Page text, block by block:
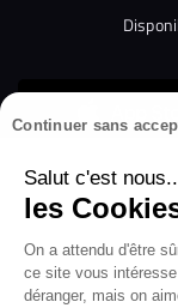
Continuer sans
Salut c'est
les
On a attendu d'être
ce site vous
déranger, mais on
Conditions